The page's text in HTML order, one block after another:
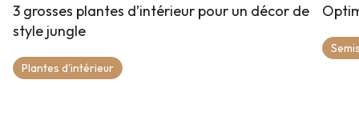
3 grosses plantes d’intérieur pour un décor de
style jungle
Plantes d'intérieur